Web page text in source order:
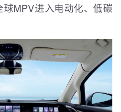
MPV进入电动化、低碳